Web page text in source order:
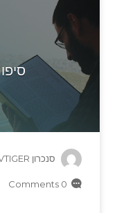
סנכרון VTIGER
0 Comments